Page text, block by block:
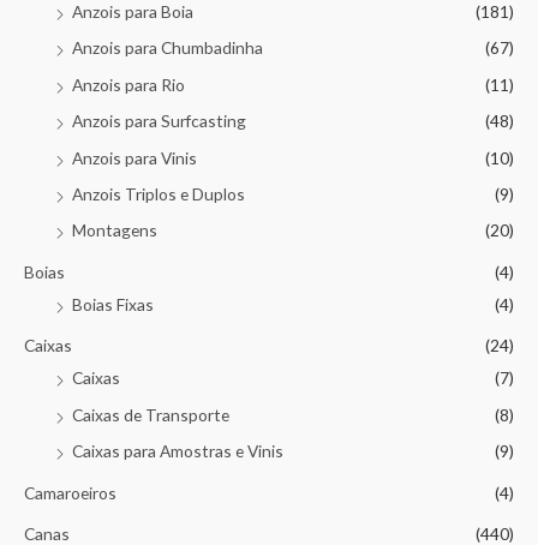
Anzois para Boia
(181)
Anzois para Chumbadinha
(67)
Anzois para Rio
(11)
Anzois para Surfcasting
(48)
Anzois para Vinis
(10)
Anzois Triplos e Duplos
(9)
Montagens
(20)
Boias
(4)
Boias Fixas
(4)
Caixas
(24)
Caixas
(7)
Caixas de Transporte
(8)
Caixas para Amostras e Vinis
(9)
Camaroeiros (4)
Canas
(440)